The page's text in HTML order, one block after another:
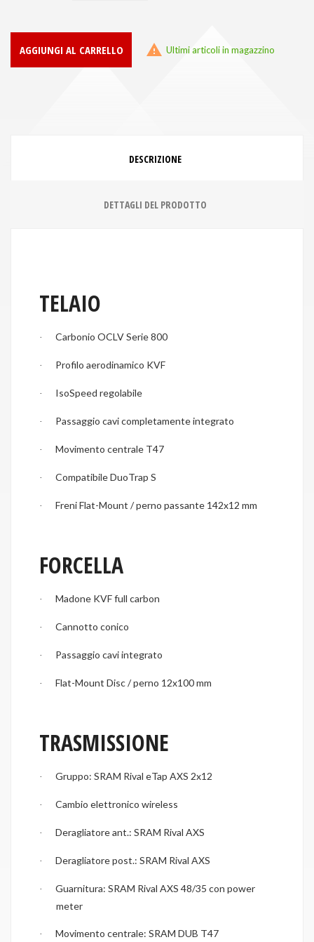
AGGIUNGI AL CARRELLO  Ultimi articoli in magazzino
DESCRIZIONE
DETTAGLI DEL PRODOTTO
TELAIO
· Carbonio OCLV Serie 800
· Profilo aerodinamico KVF
· IsoSpeed regolabile
· Passaggio cavi completamente integrato
· Movimento centrale T47
· Compatibile DuoTrap S
· Freni Flat-Mount / perno passante 142x12 mm
FORCELLA
· Madone KVF full carbon
· Cannotto conico
· Passaggio cavi integrato
· Flat-Mount Disc / perno 12x100 mm
TRASMISSIONE
· Gruppo: SRAM Rival eTap AXS 2x12
· Cambio elettronico wireless
· Deragliatore ant.: SRAM Rival AXS
· Deragliatore post.: SRAM Rival AXS
·
Guarnitura: SRAM Rival AXS 48/35 con power
meter
· Movimento centrale: SRAM DUB T47